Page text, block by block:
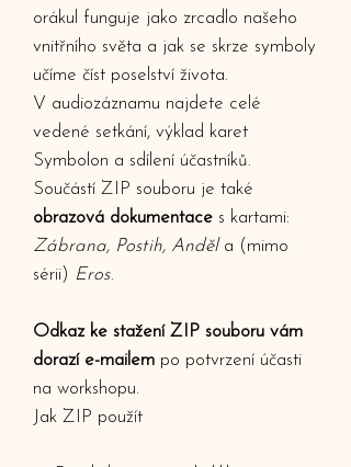
orákul funguje jako zrcadlo našeho
vnitřního světa a jak se skrze symboly
učíme číst poselství života.
V audiozáznamu najdete celé
vedené setkání, výklad karet
Symbolon a sdílení účastníků.
Součástí ZIP souboru je také
obrazová dokumentace s kartami:
Zábrana, Postih, Anděla (mimo
sérii) Eros.
Odkaz ke stažení ZIP souboru vám
dorazí e-mailem po potvrzení účasti
na workshopu.
Jak ZIP použít